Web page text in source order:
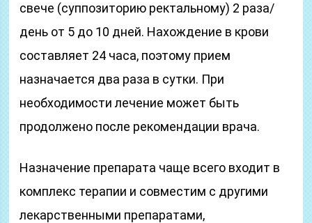
свече (суппозиторию ректальному) 2 раза/
день от 5 до 10 дней. Нахождение в крови
составляет 24 часа, поэтому прием
назначается два раза в сутки. При
необходимости лечение может быть
продолжено после рекомендации врача.
Назначение препарата чаще всего входит в
комплекс терапии и совместим с другими
лекарственными препаратами,